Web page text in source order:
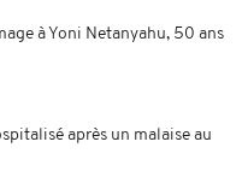
à Yoni Netanyahu, 50 ans
après un malaise au